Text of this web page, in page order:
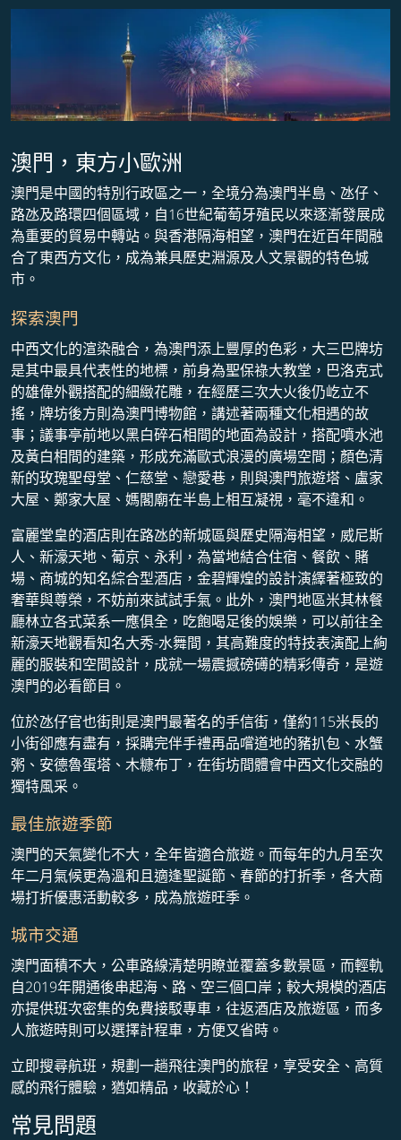
澳門，東方小歐洲
澳門是中國的特別行政區之一，全境分為澳門半島、氹仔、
路氹及路環四個區域，自16世紀葡萄牙殖民以來逐漸發展成
為重要的貿易中轉站。與香港隔海相望，澳門在近百年間融
合了東西方文化，成為兼具歷史淵源及人文景觀的特色城
市。
探索澳門
中西文化的渲染融合，為澳門添上豐厚的色彩，大三巴牌坊
是其中最具代表性的地標，前身為聖保祿大教堂，巴洛克式
的雄偉外觀搭配的細緻花雕，在經歷三次大火後仍屹立不
搖，牌坊後方則為澳門博物館，講述著兩種文化相遇的故
事；議事亭前地以黑白碎石相間的地面為設計，搭配噴水池
及黃白相間的建築，形成充滿歐式浪漫的廣場空間；顏色清
新的玫瑰聖母堂、仁慈堂、戀愛巷，則與澳門旅遊塔、盧家
大屋、鄭家大屋、媽閣廟在半島上相互凝視，毫不違和。
富麗堂皇的酒店則在路氹的新城區與歷史隔海相望，威尼斯
人、新濠天地、葡京、永利，為當地結合住宿、餐飲、賭
場、商城的知名綜合型酒店，金碧輝煌的設計演繹著極致的
奢華與尊榮，不妨前來試試手氣。此外，澳門地區米其林餐
廳林立各式菜系一應俱全，吃飽喝足後的娛樂，可以前往全
新濠天地觀看知名大秀-水舞間，其高難度的特技表演配上絢
麗的服裝和空間設計，成就一場震撼磅礡的精彩傳奇，是遊
澳門的必看節目。
位於氹仔官也街則是澳門最著名的手信街，僅約115米長的
小街卻應有盡有，採購完伴手禮再品嚐道地的豬扒包、水蟹
粥、安德魯蛋塔、木糠布丁，在街坊間體會中西文化交融的
獨特風采。
最佳旅遊季節
澳門的天氣變化不大，全年皆適合旅遊。而每年的九月至次
年二月氣候更為溫和且適逢聖誕節、春節的打折季，各大商
場打折優惠活動較多，成為旅遊旺季。
城市交通
澳門面積不大，公車路線清楚明瞭並覆蓋多數景區，而輕軌
自2019年開通後串起海、路、空三個口岸；較大規模的酒店
亦提供班次密集的免費接駁專車，往返酒店及旅遊區，而多
人旅遊時則可以選擇計程車，方便又省時。
立即搜尋航班，規劃一趟飛往澳門的旅程，享受安全、高質
感的飛行體驗，猶如精品，收藏於心！
常見問題